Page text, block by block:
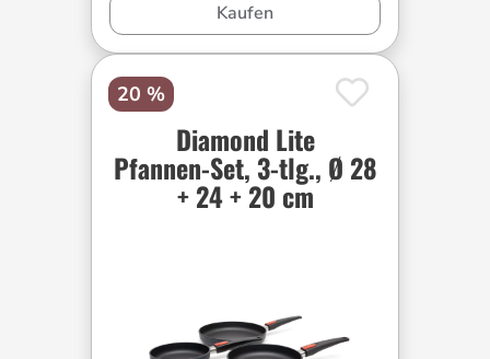
Kaufen
20 %
Diamond Lite
Pfannen-Set, 3-tlg., Ø 28
+ 24 + 20 cm